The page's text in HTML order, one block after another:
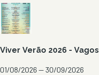
Viver Verão 2026 - Vagos
01/08/2026 — 30/09/2026